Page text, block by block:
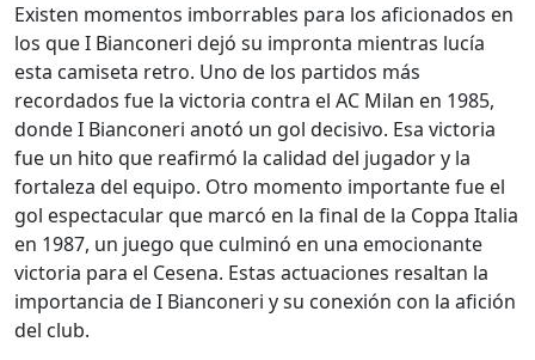
Existen momentos imborrables para los aficionados en
los que I Bianconeri dejó su impronta mientras lucía
esta camiseta retro. Uno de los partidos más
recordados fue la victoria contra el AC Milan en 1985,
donde I Bianconeri anotó un gol decisivo. Esa victoria
fue un hito que reafirmó la calidad del jugador y la
fortaleza del equipo. Otro momento importante fue el
gol espectacular que marcó en la final de la Coppa Italia
en 1987, un juego que culminó en una emocionante
victoria para el Cesena. Estas actuaciones resaltan la
importancia de I Bianconeri y su conexión con la afición
del club.